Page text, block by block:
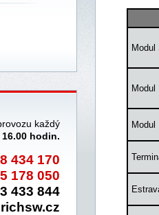
Modul
Modul
Modul
každý
hodin.
434 170
178 050
433 844